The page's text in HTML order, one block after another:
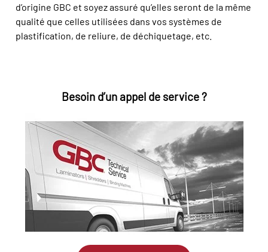
d’origine GBC et soyez assuré qu’elles seront de la même
qualité que celles utilisées dans vos systèmes de
plastification, de reliure, de déchiquetage, etc.
Besoin d’un appel de service ?